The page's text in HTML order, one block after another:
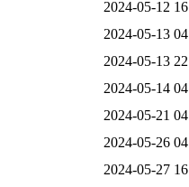
2024-05-12
2024-05-13
2024-05-13
2024-05-14
2024-05-21
2024-05-26
2024-05-27